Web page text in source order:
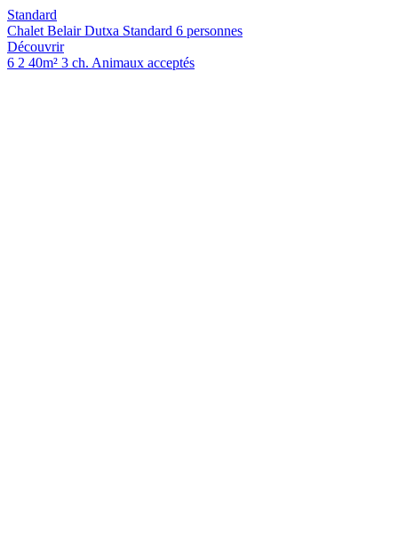
Standard
Chalet Belair Dutxa Standard 6 personnes
Découvrir
6 2 40m² 3 ch. Animaux acceptés